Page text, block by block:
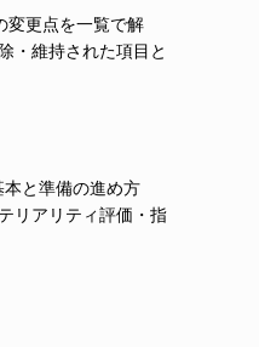
変更点を一覧で解
・維持された項目と
本と準備の進め方
リアリティ評価・指